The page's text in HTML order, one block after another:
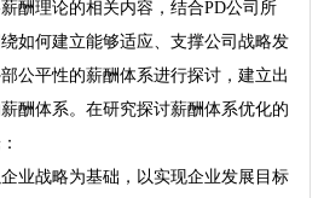
酬理论的相关内容，结合PD公司所
如何建立能够适应、支撑公司战略发
公平性的薪酬体系进行探讨，建立出
酬体系。在研究探讨薪酬体系优化的
业战略为基础，以实现企业发展目标